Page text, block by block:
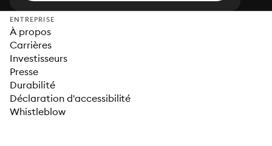
ENTREPRISE
À propos
Carrières
Investisseurs
Presse
Durabilité
Déclaration d'accessibilité
Whistleblow